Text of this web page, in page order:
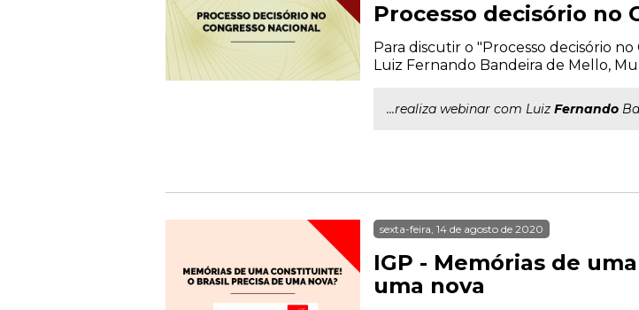
Processo decisório no
Para discutir o "Processo decisório
Luiz Fernando Bandeira de Mello,
...realiza webinar com LuizFernando
sexta-feira, 14 de agosto de 2020
IGP - Memórias de
uma nova